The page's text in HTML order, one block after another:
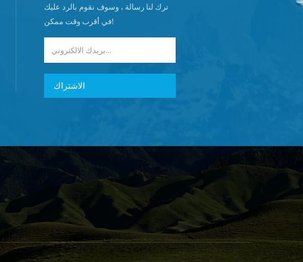
ترك لنا رسالة ، وسوف نقوم بالرد عليك
في أقرب وقت ممكن!
الاشتراك